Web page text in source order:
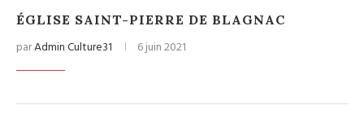
ÉGLISE SAINT-PIERRE DE BLAGNAC
parAdmin Culture31 6 juin 2021